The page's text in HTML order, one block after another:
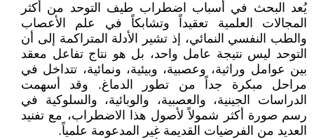
يُعد البحث في أسباب اضطراب طيف التوحد من أكثر
المجالات العلمية تعقيداً وتشابكاً في علم الأعصاب
والطب النفسي النمائي، إذ تشير الأدلة المتراكمة إلى أن
التوحد ليس نتيجة عامل واحد، بل هو نتاج تفاعل معقد
بين عوامل وراثية، وعصبية، وبيئية، ونمائية، تتداخل في
مراحل مبكرة جداً من تطور الدماغ. وقد أسهمت
الدراسات الجينية، والعصبية، والوبائية، والسلوكية في
رسم صورة أكثر شمولاً لأصول هذا الاضطراب، مع تفنيد
العديد من الفرضيات القديمة غير المدعومة علمياً.